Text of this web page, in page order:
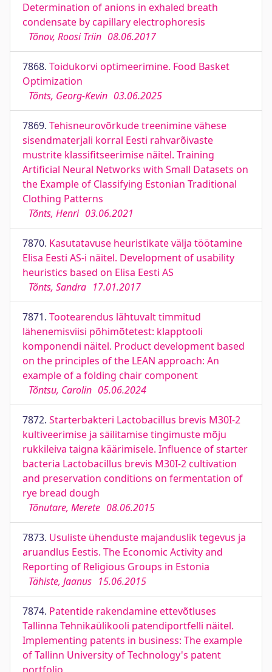
Determination of anions in exhaled breath
condensate by capillary electrophoresis
Tõnov, Roosi Triin 08.06.2017
7868. Toidukorvi optimeerimine. Food Basket
Optimization
Tõnts, Georg-Kevin 03.06.2025
7869. Tehisneurovõrkude treenimine vähese
sisendmaterjali korral Eesti rahvarõivaste
mustrite klassifitseerimise näitel. Training
Artificial Neural Networks with Small Datasets on
the Example of Classifying Estonian Traditional
Clothing Patterns
Tõnts, Henri 03.06.2021
7870. Kasutatavuse heuristikate välja töötamine
Elisa Eesti AS-i näitel. Development of usability
heuristics based on Elisa Eesti AS
Tõnts, Sandra 17.01.2017
7871. Tootearendus lähtuvalt timmitud
lähenemisviisi põhimõtetest: klapptooli
komponendi näitel. Product development based
on the principles of the LEAN approach: An
example of a folding chair component
Tõntsu, Carolin 05.06.2024
7872. Starterbakteri Lactobacillus brevis M30I-2
kultiveerimise ja säilitamise tingimuste mõju
rukkileiva taigna käärimisele. Influence of starter
bacteria Lactobacillus brevis M30I-2 cultivation
and preservation conditions on fermentation of
rye bread dough
Tõnutare, Merete 08.06.2015
7873. Usuliste ühenduste majanduslik tegevus ja
aruandlus Eestis. The Economic Activity and
Reporting of Religious Groups in Estonia
Tähiste, Jaanus 15.06.2015
7874. Patentide rakendamine ettevõtluses
Tallinna Tehnikaülikooli patendiportfelli näitel.
Implementing patents in business: The example
of Tallinn University of Technology's patent